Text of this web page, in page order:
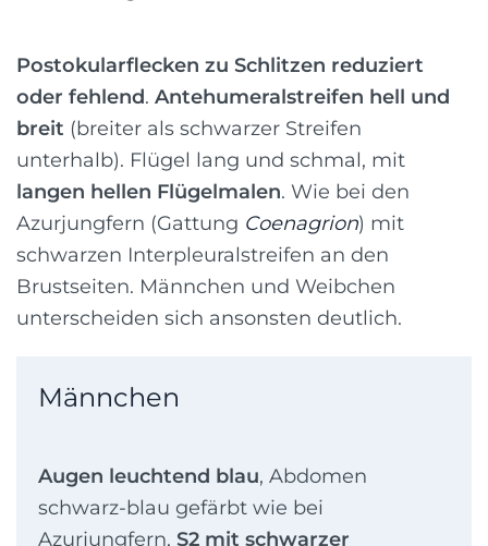
Postokularflecken zu Schlitzen reduziert
oder fehlend. Antehumeralstreifen hell und
breit (breiter als schwarzer Streifen
unterhalb). Flügel lang und schmal, mit
langen hellen Flügelmalen. Wie bei den
Azurjungfern (Gattung Coenagrion) mit
schwarzen Interpleuralstreifen an den
Brustseiten. Männchen und Weibchen
unterscheiden sich ansonsten deutlich.
Männchen
Augen leuchtend blau, Abdomen
schwarz-blau gefärbt wie bei
Azurjungfern, S2 mit schwarzer